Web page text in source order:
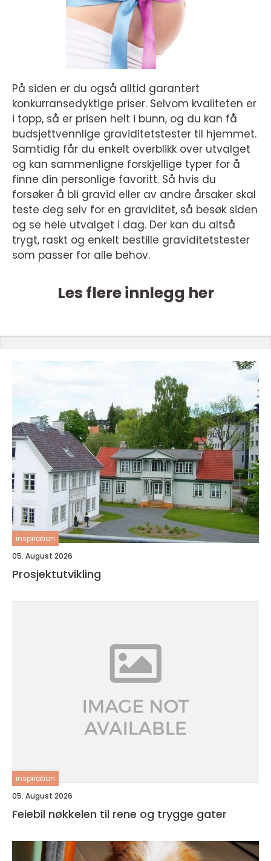
På siden er du også alltid garantert
konkurransedyktige priser. Selvom kvaliteten er
i topp, så er prisen helt i bunn, og du kan få
budsjettvennlige graviditetstester til hjemmet.
Samtidig får du enkelt overblikk over utvalget
og kan sammenligne forskjellige typer for å
finne din personlige favoritt. Så hvis du
forsøker å bli gravid eller av andre årsaker skal
teste deg selv for en graviditet, så besøk siden
og se hele utvalget i dag. Der kan du altså
trygt, raskt og enkelt bestille graviditetstester
som passer for alle behov.
Les flere innlegg her
inspiration
05. August 2026
Prosjektutvikling
inspiration
05. August 2026
Feiebil nøkkelen til rene og trygge gater